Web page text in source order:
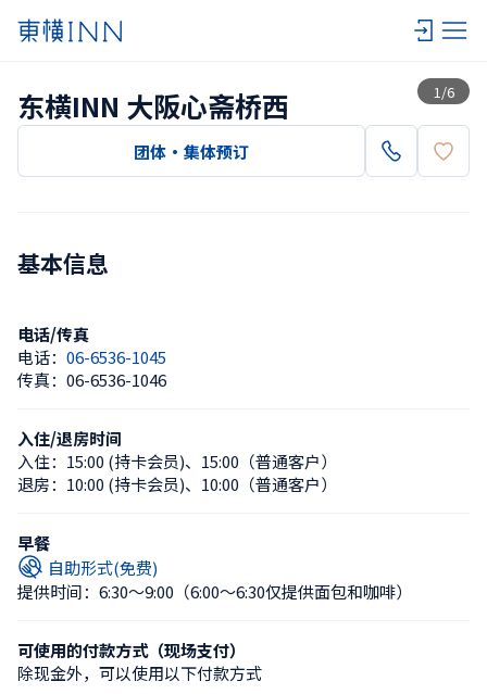
1 /6
查看一览
东横INN 大阪心斋桥西
团体・集体预订
基本信息
电话/传真
电话： 06-6536-1045
传真： 06-6536-1046
入住/退房时间
入住： 15:00 (持卡会员)、 15:00（普通客户）
退房： 10:00 (持卡会员)、 10:00（普通客户）
早餐
自助形式(免费)
提供时间：6:30〜9:00 （6:00〜6:30仅提供面包和咖啡）
可使用的付款方式（现场支付）
除现金外，可以使用以下付款方式